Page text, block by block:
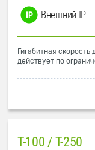
Внешний IP
Гигабитная
действует по
T-100 / T-250